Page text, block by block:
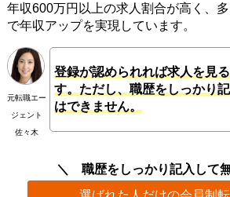
年収600万円以上の求人割合が高く、
で年収アップを実現しています。
元転職エー
ジェント
佐々木
登録が認められれば求人を見
す。ただし、職歴をしっかり
はできません。
職歴をしっかり記入して